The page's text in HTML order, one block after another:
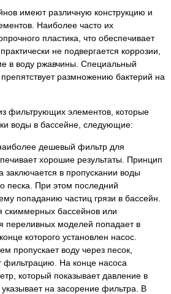
имеют различную конструкцию и
Наиболее часто их
пластика, что обеспечивает
не подвергается коррозии,
в воду ржавчины. Специальный
размножению бактерий на
фильтрующих элементов, которые
воды в бассейне, следующие:
дешевый фильтр для
хорошие результаты. Принцип
заключается в пропускании воды
песка. При этом последний
попаданию частиц грязи в бассейн.
скиммерных бассейнов или
переливных моделей попадает в
которого установлен насос.
пропускает воду через песок,
фильтрацию. На конце насоса
который показывает давление в
на засорение фильтра. В